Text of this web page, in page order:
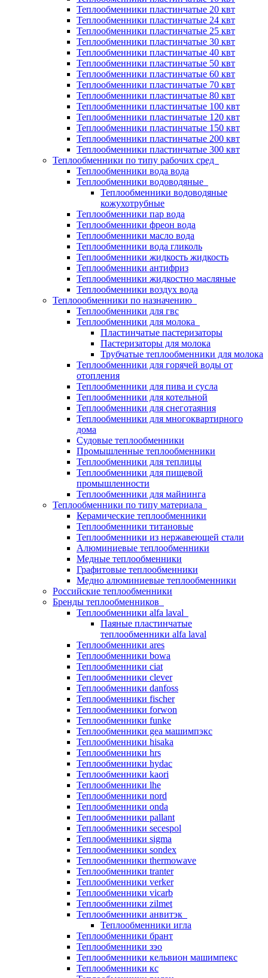
Теплообменники пластинчатые 20 квт
Теплообменники пластинчатые 24 квт
Теплообменники пластинчатые 25 квт
Теплообменники пластинчатые 30 квт
Теплообменники пластинчатые 40 квт
Теплообменники пластинчатые 50 квт
Теплообменники пластинчатые 60 квт
Теплообменники пластинчатые 70 квт
Теплообменники пластинчатые 80 квт
Теплообменники пластинчатые 100 квт
Теплообменники пластинчатые 120 квт
Теплообменники пластинчатые 150 квт
Теплообменники пластинчатые 200 квт
Теплообменники пластинчатые 300 квт
Теплообменники по типу рабочих сред
Теплообменники вода вода
Теплообменники водоводяные
Теплообменники водоводяные
кожухотрубные
Теплообменники пар вода
Теплообменники фреон вода
Теплообменники масло вода
Теплообменники вода гликоль
Теплообменники жидкость жидкость
Теплообменники антифриз
Теплообменники жидкостно масляные
Теплообменники воздух вода
Теплоообменники по назначению
Теплообменники для гвс
Теплообменники для молока
Пластинчатые пастеризаторы
Пастеризаторы для молока
Трубчатые теплообменники для молока
Теплообменники для горячей воды от
отопления
Теплообменники для пива и сусла
Теплообменники для котельной
Теплообменники для снеготаяния
Теплообменники для многоквартирного
дома
Судовые теплообменники
Промышленные теплообменники
Теплообменники для теплицы
Теплообменники для пищевой
промышленности
Теплообменники для майнинга
Теплообменники по типу материала
Керамические теплообменники
Теплообменники титановые
Теплообменники из нержавеющей стали
Алюминиевые теплообменники
Медные теплообменники
Графитовые теплообменники
Медно алюминиевые теплообменники
Российские теплообменники
Бренды теплообменников
Теплообменники alfa laval
Паяные пластинчатые
теплообменники alfa laval
Теплообменники ares
Теплообменники bowa
Теплообменники ciat
Теплообменники clever
Теплообменники danfoss
Теплообменники fischer
Теплообменники forwon
Теплообменники funke
Теплообменники gea машимпэкс
Теплообменники hisaka
Теплообменники hrs
Теплообменники hydac
Теплообменники kaori
Теплообменники lhe
Теплообменники nord
Теплообменники onda
Теплообменники pallant
Теплообменники secespol
Теплообменники sigma
Теплообменники sondex
Теплообменники thermowave
Теплообменники tranter
Теплообменники verker
Теплообменники vicarb
Теплообменники zilmet
Теплообменники анвитэк
Теплообменники игла
Теплообменники брант
Теплообменники зэо
Теплообменники кельвион машимпекс
Теплообменники кс